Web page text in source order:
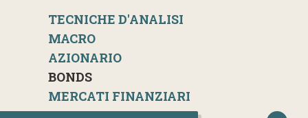
TECNICHE D'ANALISI
MACRO
AZIONARIO
BONDS
MERCATI FINANZIARI